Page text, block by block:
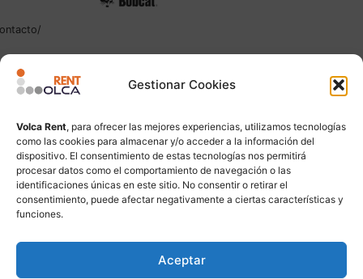
Gestionar Cookies
Volca Rent, para ofrecer las mejores experiencias, utilizamos tecnologías
como las cookies para almacenar y/o acceder a la información del
dispositivo. El consentimiento de estas tecnologías nos permitirá
procesar datos como el comportamiento de navegación o las
identificaciones únicas en este sitio. No consentir o retirar el
consentimiento, puede afectar negativamente a ciertas características y
funciones.
Aceptar
BOBCAT WR65
Leer más